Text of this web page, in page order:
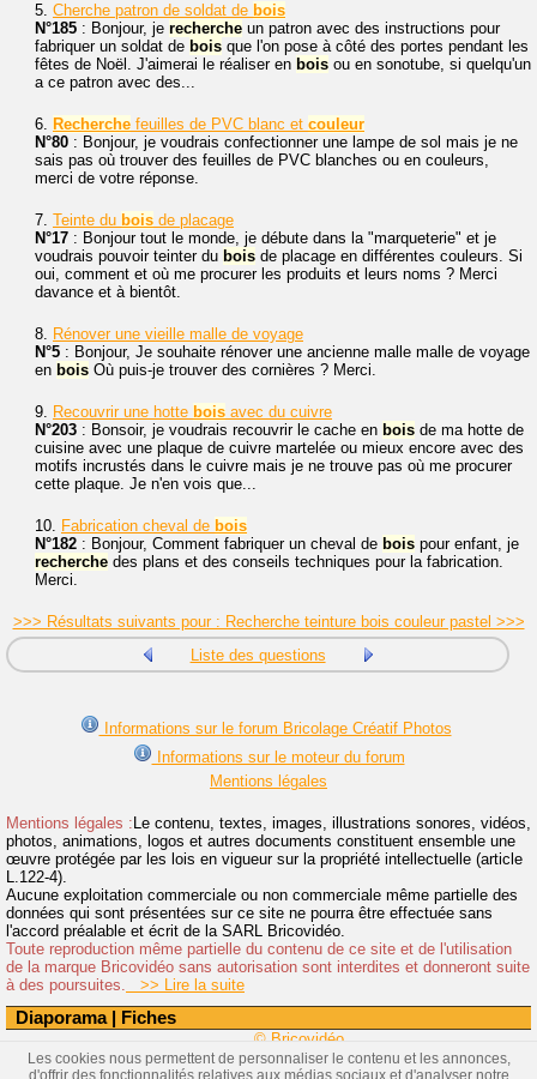
Diaporama| Fiches
5. Cherche patron de soldat de bois
N°185 : Bonjour, je recherche un patron avec des instructions pour
fabriquer un soldat de bois que l'on pose à côté des portes pendant les
fêtes de Noël. J'aimerai le réaliser en bois ou en sonotube, si quelqu'un
a ce patron avec des...
6. Recherche feuilles de PVC blanc et couleur
N°80 : Bonjour, je voudrais confectionner une lampe de sol mais je ne
sais pas où trouver des feuilles de PVC blanches ou en couleurs,
merci de votre réponse.
7. Teinte du bois de placage
N°17 : Bonjour tout le monde, je débute dans la "marqueterie" et je
voudrais pouvoir teinter du bois de placage en différentes couleurs. Si
oui, comment et où me procurer les produits et leurs noms ? Merci
davance et à bientôt.
8. Rénover une vieille malle de voyage
N°5 : Bonjour, Je souhaite rénover une ancienne malle malle de voyage
en bois Où puis-je trouver des cornières ? Merci.
9. Recouvrir une hotte bois avec du cuivre
N°203 : Bonsoir, je voudrais recouvrir le cache en bois de ma hotte de
cuisine avec une plaque de cuivre martelée ou mieux encore avec des
motifs incrustés dans le cuivre mais je ne trouve pas où me procurer
cette plaque. Je n'en vois que...
10. Fabrication cheval de bois
N°182 : Bonjour, Comment fabriquer un cheval de bois pour enfant, je
recherche des plans et des conseils techniques pour la fabrication.
Merci.
>>> Résultats suivants pour : Recherche teinture bois couleur pastel >>>
Liste des questions
Informations sur le forum Bricolage Créatif Photos
Informations sur le moteur du forum
Mentions légales
Mentions légales : Le contenu, textes, images, illustrations sonores, vidéos,
photos, animations, logos et autres documents constituent ensemble une
œuvre protégée par les lois en vigueur sur la propriété intellectuelle (article
L.122-4).
Aucune exploitation commerciale ou non commerciale même partielle des
données qui sont présentées sur ce site ne pourra être effectuée sans
l'accord préalable et écrit de la SARL Bricovidéo.
Toute reproduction même partielle du contenu de ce site et de l'utilisation
de la marque Bricovidéo sans autorisation sont interdites et donneront suite
à des poursuites. >> Lire la suite
© Bricovidéo
Les cookies nous permettent de personnaliser le contenu et les annonces,
d'offrir des fonctionnalités relatives aux médias sociaux et d'analyser notre